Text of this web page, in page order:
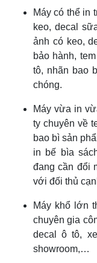
Máy có thể in
keo, decal
ảnh có keo,
bảo hành,
tô, nhãn bao
chóng.
Máy vừa in
ty chuyên về
bao bì sản
in bế bìa
đang cần đổi
với đối thủ
Máy khổ lớn
chuyên gia
decal ô tô,
showroom,…